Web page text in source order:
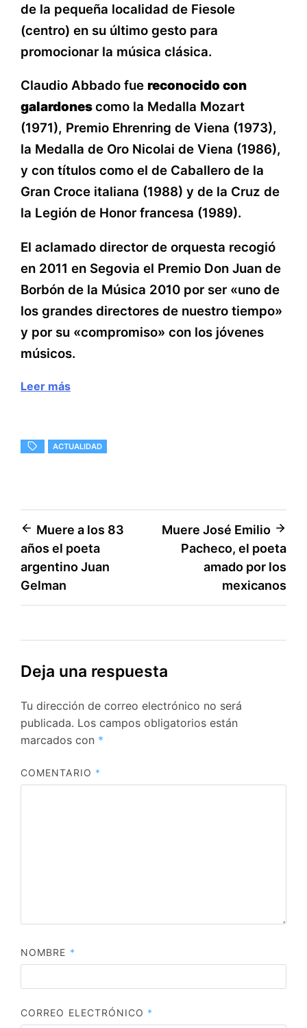
de la pequeña localidad de Fiesole
(centro) en su último gesto para
promocionar la música clásica.
Claudio Abbado fue reconocido con
galardonescomo la Medalla Mozart
(1971), Premio Ehrenring de Viena (1973),
la Medalla de Oro Nicolai de Viena (1986),
y con títulos como el de Caballero de la
Gran Croce italiana (1988) y de la Cruz de
la Legión de Honor francesa (1989).
El aclamado director de orquesta recogió
en 2011 en Segovia el Premio Don Juan de
Borbón de la Música 2010 por ser «uno de
los grandes directores de nuestro tiempo»
y por su «compromiso» con los jóvenes
músicos.
Leer más
ACTUALIDAD
Navegación
de
entradas
Muere a los 83
años el poeta
argentino Juan
Gelman
Muere José Emilio
Pacheco, el poeta
amado por los
mexicanos
Deja una respuesta
Tu dirección de correo electrónico no será
publicada. Los campos obligatorios están
marcados con *
COMENTARIO *
NOMBRE *
CORREO ELECTRÓNICO *